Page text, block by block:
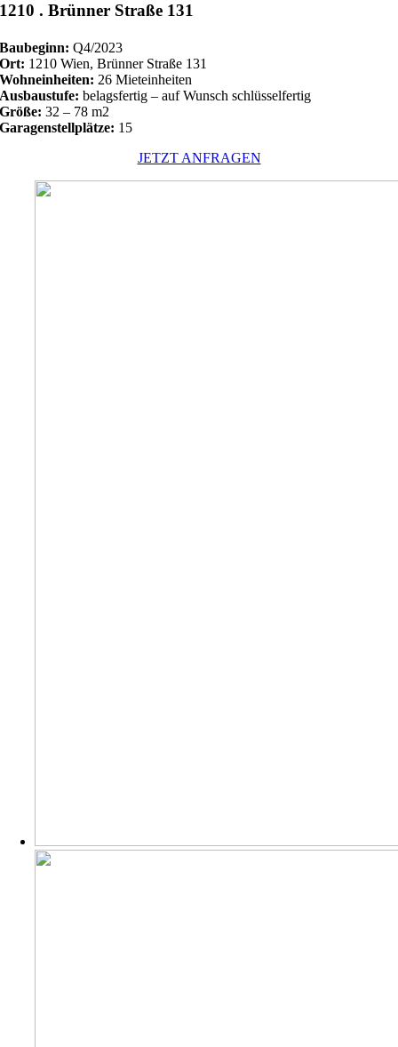
1210 . Brünner Straße 131
Baubeginn:Q4/2023
Ort: 1210 Wien, Brünner Straße 131
Wohneinheiten: 26 Mieteinheiten
Ausbaustufe: belagsfertig – auf Wunsch schlüsselfertig
Größe: 32 – 78 m2
Garagenstellplätze: 15
JETZT ANFRAGEN